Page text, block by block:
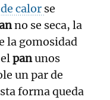
calor se
no se seca, la
la gomosidad
panunos
un par de
forma queda